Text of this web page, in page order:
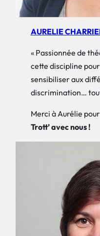
AURELIE
« Passionnée de
cette discipline
sensibiliser aux
discrimination… tout
Merci à Aurélie pour
Trott’ avec nous !